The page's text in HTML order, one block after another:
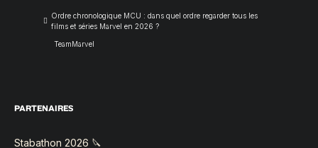
Ordre chronologique MCU : dans quel ordre regarder tous les
films et séries Marvel en 2026 ?
TeamMarvel
PARTENAIRES
Stabathon 2026 🔪